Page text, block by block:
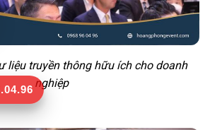
liệu truyền thông hữu ích cho doanh
nghiệp